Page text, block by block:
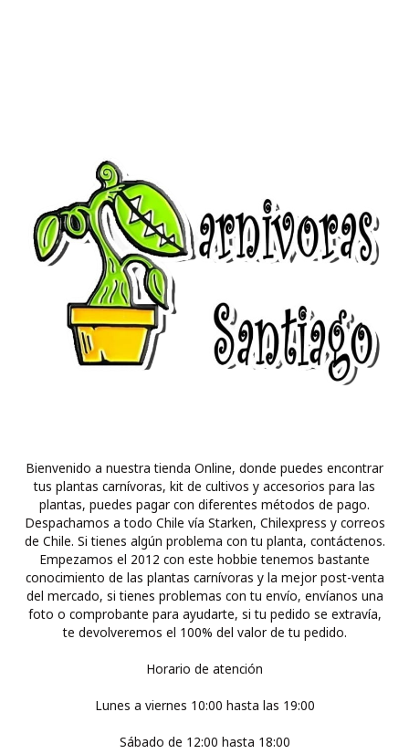
Bienvenido a nuestra tienda Online, donde puedes encontrar
tus plantas carnívoras, kit de cultivos y accesorios para las
plantas, puedes pagar con diferentes métodos de pago.
Despachamos a todo Chile vía Starken, Chilexpress y correos
de Chile. Si tienes algún problema con tu planta, contáctenos.
Empezamos el 2012 con este hobbie tenemos bastante
conocimiento de las plantas carnívoras y la mejor post-venta
del mercado, si tienes problemas con tu envío, envíanos una
foto o comprobante para ayudarte, si tu pedido se extravía,
te devolveremos el 100% del valor de tu pedido.
Horario de atención
Lunes a viernes 10:00 hasta las 19:00
Sábado de 12:00 hasta 18:00